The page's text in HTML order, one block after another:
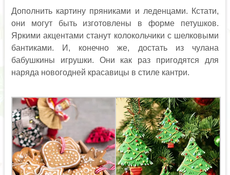
Дополнить картину пряниками и леденцами. Кстати,
они могут быть изготовлены в форме петушков.
Яркими акцентами станут колокольчики с шелковыми
бантиками. И, конечно же, достать из чулана
бабушкины игрушки. Они как раз пригодятся для
наряда новогодней красавицы в стиле кантри.